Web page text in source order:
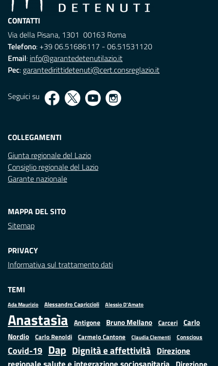
CONTATTI
Via della Pisana, 1301 00163 Roma
Telefono: +39 06.51686117 - 06.51531120
Email: info@garantedetenutilazio.it
Pec: garantedirittidetenuti@cert.consreglazio.it
Seguici su
COLLEGAMENTI
Giunta regionale del Lazio
Consiglio regionale del Lazio
Garante nazionale
MAPPA DEL SITO
Sitemap
PRIVACY
Informativa sul trattamento dati
TEMI
Ada Maurizio Alessandro Capriccioli Alessio D'Amato
Anastasìa Antigone Bruno Mellano Carceri
Carlo
Nordio Carlo Renoldi Carmelo Cantone Claudia Clementi Conscious
Covid-19 Dap Dignità e affettività Direzione